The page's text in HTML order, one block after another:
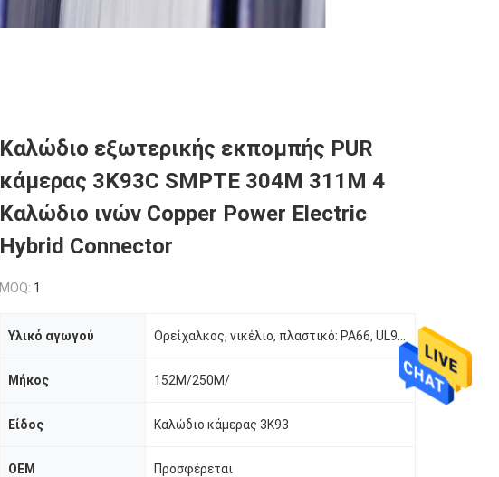
Καλώδιο εξωτερικής εκπομπής PUR
κάμερας 3K93C SMPTE 304M 311M 4
Καλώδιο ινών Copper Power Electric
Hybrid Connector
MOQ: 1
Υλικό αγωγού
Μήκος 152M/250M/
Είδος Καλώδιο κάμερας 3K93
OEM Προσφέρεται